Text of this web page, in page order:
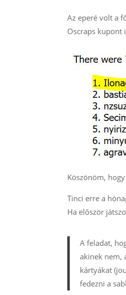
Az eperé volt a
Oscraps kupont
Köszönöm,
Tinci erre a
Ha először
A feladat,
akinek nem,
kártyákat
fedezni a